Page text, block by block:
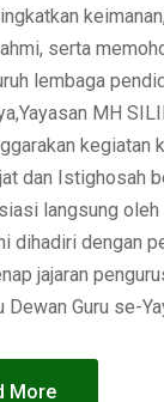
serta
lembaga
MH
kegiatan
dan Istighosah
langsung oleh
dihadiri dengan
jajaran
Dewan Guru se-
More